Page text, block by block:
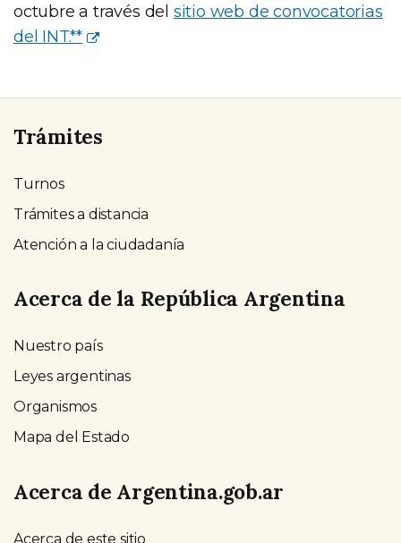
octubre a través del sitio web de convocatorias
del INT.**
Trámites
Turnos
Trámites a distancia
Atención a la ciudadanía
Acerca de la República Argentina
Nuestro país
Leyes argentinas
Organismos
Mapa del Estado
Acerca de Argentina.gob.ar
Acerca de este sitio